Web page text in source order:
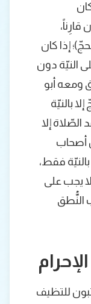
قارِناً،
إذا كان
النيّة دون
ومعه أبو
بالنيّة
الصّلاة إلا
أصحاب
بالنيّة فقط،
لا يجب على
النُّطق
للتظيف